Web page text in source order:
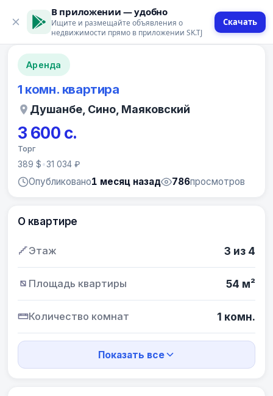
В приложении — удобно
Ищите и размещайте объявления о
недвижимости прямо в приложении SK.TJ
Скачать
12 фото
Аренда
1 комн. квартира
Душанбе, Сино, Маяковский
3 600 с.
Торг
389 $•31 034 ₽
Опубликовано1 месяц назад 786просмотров
О квартире
Этаж 3 из 4
Площадь квартиры 54 м²
Количество комнат 1 комн.
Показать все